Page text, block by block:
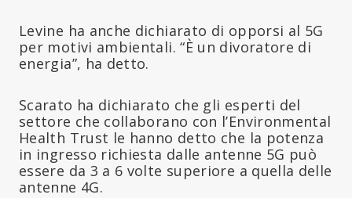
Levine ha anche dichiarato di opporsi al 5G
per motivi ambientali. “È un divoratore di
energia”, ha detto.
Scarato ha dichiarato che gli esperti del
settore che collaborano con l’Environmental
Health Trust le hanno detto che la potenza
in ingresso richiesta dalle antenne 5G può
essere da 3 a 6 volte superiore a quella delle
antenne 4G.